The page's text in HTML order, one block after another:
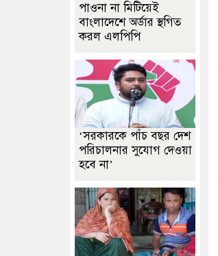
পাওনা না মিটিয়েই
বাংলাদেশে অর্ডার স্থগিত
করল এলপিপি
‘সরকারকে পাঁচ বছর দেশ
পরিচালনার সুযোগ দেওয়া
হবে না’